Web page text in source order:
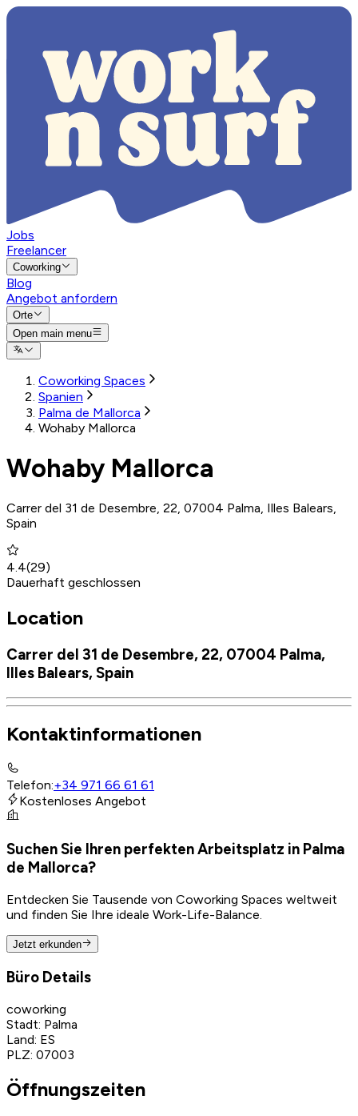
Jobs
Freelancer
Coworking
Blog
Angebot anfordern
Orte
Open main menu
Coworking Spaces
Spanien
Palma de Mallorca
Wohaby Mallorca
Wohaby Mallorca
Carrer del 31 de Desembre, 22, 07004 Palma, Illes Balears,
Spain
4.4(29)
Dauerhaft geschlossen
Location
Carrer del 31 de Desembre, 22, 07004 Palma,
Illes Balears, Spain
Kontaktinformationen
Telefon:+34 971 66 61 61
Kostenloses Angebot
Suchen Sie Ihren perfekten Arbeitsplatz in Palma
de Mallorca?
Entdecken Sie Tausende von Coworking Spaces weltweit
und finden Sie Ihre ideale Work-Life-Balance.
Jetzt erkunden
Büro Details
coworking
Stadt: Palma
Land: ES
PLZ: 07003
Öffnungszeiten